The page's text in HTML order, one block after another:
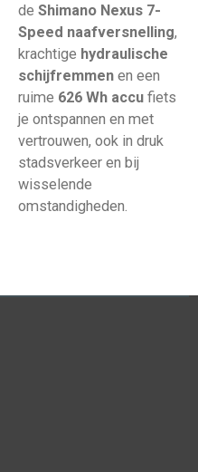
de Shimano Nexus 7-
Speed naafversnelling,
krachtige hydraulische
schijfremmen en een
ruime 626 Wh accu fiets
je ontspannen en met
vertrouwen, ook in druk
stadsverkeer en bij
wisselende
omstandigheden.